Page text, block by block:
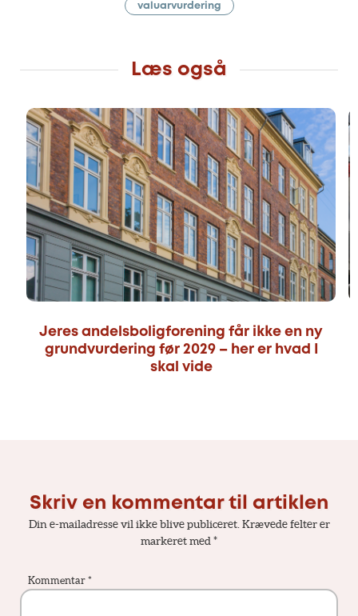
valuarvurdering
Læs også
Jeres andelsboligforening får ikke en ny
grundvurdering før 2029 – her er hvad I
skal vide
Skriv en kommentar til artiklen
Din e-mailadresse vil ikke blive publiceret. Krævede felter er
markeret med *
Kommentar *